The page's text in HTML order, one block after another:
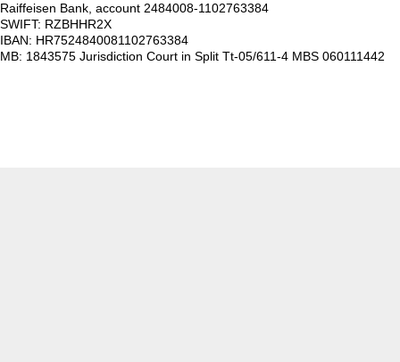
Raiffeisen Bank, account 2484008-1102763384
SWIFT: RZBHHR2X
IBAN: HR7524840081102763384
MB: 1843575 Jurisdiction Court in Split Tt-05/611-4 MBS 060111442